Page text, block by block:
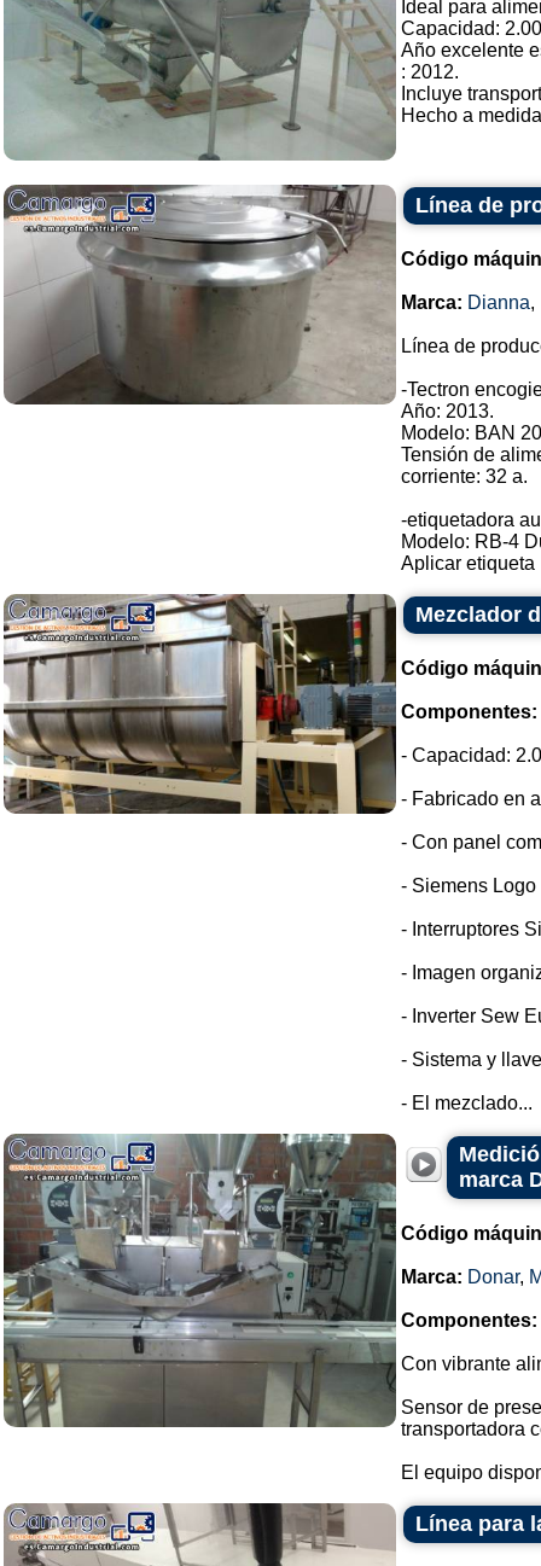
Ideal para
Capacidad:
Año excelente
: 2012.
Incluye
Hecho a
Línea de
Código
Marca: Dianna,
Línea de
-Tectron
Año: 2013.
Modelo: BAN
Tensión de
corriente: 32 a.
-etiquetadora
Modelo: RB-4
Aplicar etiqueta
Mezclador
Código
Componentes:
- Capacidad:
- Fabricado en
- Con panel
- Siemens Logo
- Interruptores
- Imagen
- Inverter Sew
- Sistema y
- El mezclado...
marca
Código
Marca: Donar,
Componentes:
Con vibrante
Sensor de
transportadora
El equipo
Línea para